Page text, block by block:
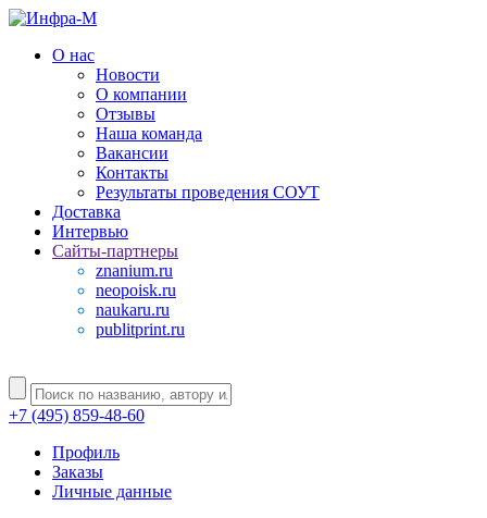
О нас
Новости
О компании
Отзывы
Наша команда
Вакансии
Контакты
Результаты проведения СОУТ
Доставка
Интервью
Сайты-партнеры
znanium.ru
neopoisk.ru
naukaru.ru
publitprint.ru
+7 (495) 859-48-60
Профиль
Заказы
Личные данные